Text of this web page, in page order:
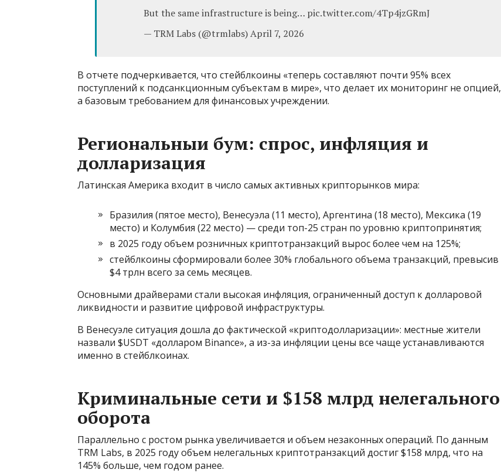
But the same infrastructure is being… pic.twitter.com/4Tp4jzGRmJ
— TRM Labs (@trmlabs) April 7, 2026
В отчете подчеркивается, что стейблкоины «теперь составляют почти 95% всех
поступлений к подсанкционным субъектам в мире», что делает их мониторинг не опцией,
а базовым требованием для финансовых учреждении.
Региональныи бум: спрос, инфляция и
долларизация
Латинская Америка входит в число самых активных крипторынков мира:
Бразилия (пятое место), Венесуэла (11 место), Аргентина (18 место), Мексика (19
место) и Колумбия (22 место) — среди топ-25 стран по уровню криптопринятия;
в 2025 году объем розничных криптотранзакций вырос более чем на 125%;
стейблкоины сформировали более 30% глобального объема транзакций, превысив
$4 трлн всего за семь месяцев.
Основными драйверами стали высокая инфляция, ограниченный доступ к долларовой
ликвидности и развитие цифровой инфраструктуры.
В Венесуэле ситуация дошла до фактической «криптодолларизации»: местные жители
назвали $USDT «долларом Binance», а из-за инфляции цены все чаще устанавливаются
именно в стейблкоинах.
Криминальные сети и $158 млрд нелегального
оборота
Параллельно с ростом рынка увеличивается и объем незаконных операций. По данным
TRM Labs, в 2025 году объем нелегальных криптотранзакций достиг $158 млрд, что на
145% больше, чем годом ранее.